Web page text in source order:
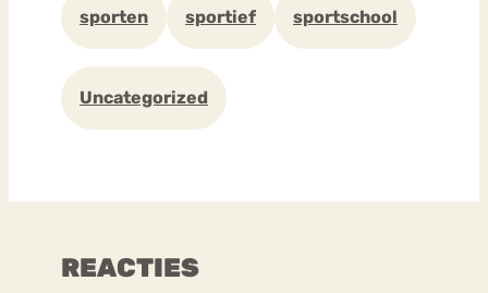
sporten sportief sportschool
Uncategorized
REACTIES